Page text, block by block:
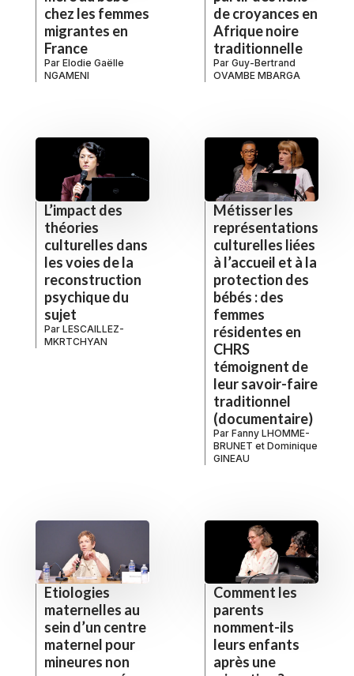
chez les femmes
migrantes en
France
Par Elodie Gaëlle
NGAMENI
de croyances en
Afrique noire
traditionnelle
Par Guy-Bertrand
OVAMBE MBARGA
L’impact des
théories
culturelles dans
les voies de la
reconstruction
psychique du
sujet
Par LESCAILLEZ-
MKRTCHYAN
Métisser les
représentations
culturelles liées
à l’accueil et à la
protection des
bébés : des
femmes
résidentes en
CHRS
témoignent de
leur savoir-faire
traditionnel
(documentaire)
Par Fanny LHOMME-
BRUNET et Dominique
GINEAU
Etiologies
maternelles au
sein d’un centre
maternel pour
mineures non
Comment les
parents
nomment-ils
leurs enfants
après une